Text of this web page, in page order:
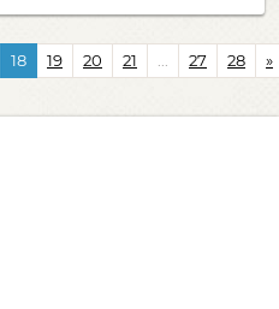
18 19 20 21 27 28 »